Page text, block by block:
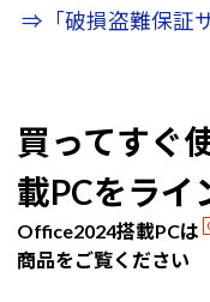
⇒「破損盗難保証
買ってすぐ
載PCをライ
Office2024搭載PCは
商品をご覧ください